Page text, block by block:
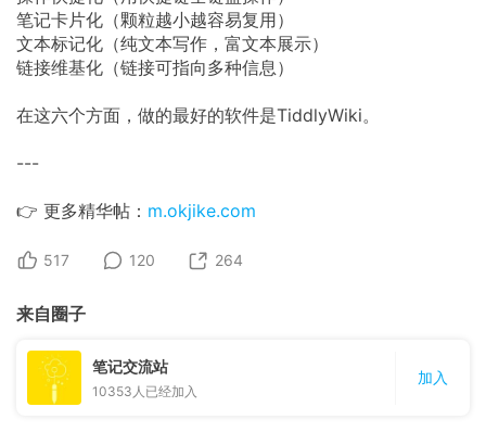
​笔记卡片化（颗粒越小越容易复用）
​文本标记化（纯文本写作，富文本展示）
​链接维基化（链接可指向多种信息）
​在这六个方面，​做的最好的软件是TiddlyWiki。
---
👉 更多精华帖： m.okjike.com
517 120 264
来自圈子
笔记交流站
10353 人已经加入
加入